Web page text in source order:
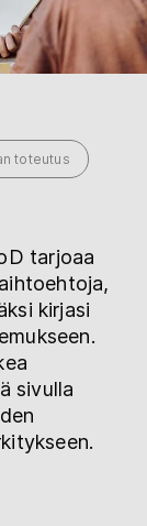
toteutus
tarjoaa
kirjasi
sivulla